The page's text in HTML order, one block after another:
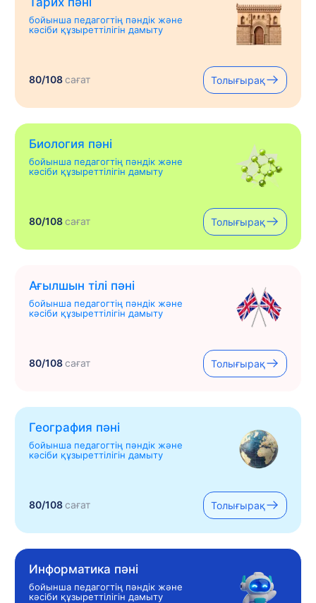
бойынша педагогтің пәндік және
кәсіби құзыреттілігін дамыту
80/108сағат Толығырақ
Биология пәні
бойынша педагогтің пәндік және
кәсіби құзыреттілігін дамыту
80/108сағат Толығырақ
Ағылшын тілі пәні
бойынша педагогтің пәндік және
кәсіби құзыреттілігін дамыту
80/108сағат Толығырақ
География пәні
бойынша педагогтің пәндік және
кәсіби құзыреттілігін дамыту
80/108сағат Толығырақ
Информатика пәні
бойынша педагогтің пәндік және
кәсіби құзыреттілігін дамыту